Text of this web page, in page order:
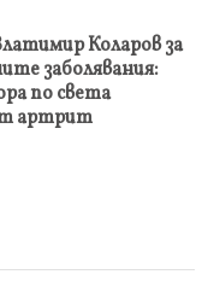
Коларов за
заболявания:
по света
артрит